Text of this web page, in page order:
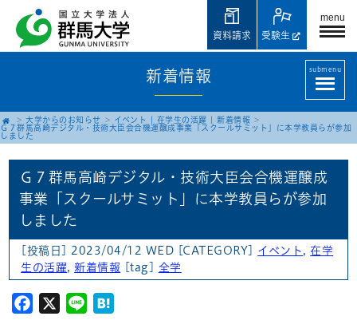
menu
受験生
資料請求
新着情報 submenu
大学からのお知らせ イベント 在学生の活躍
新着情報
Ｇ７群馬高崎デジタル・技術大臣会合機運醸成事業「スクールサミット」に本学教員らが参加
しました
Ｇ７群馬高崎デジタル・技術大臣会合機運醸成
事業「スクールサミット」に本学教員らが参加
しました
[投稿日] 2023/04/12 WED [CATEGORY] イベント ,在学
生の活躍,新着情報 [tag] 全学
Facebook
X Line